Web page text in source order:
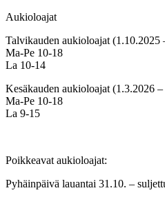
Aukioloajat
Talvikauden aukioloajat (1.10.2025
Ma-Pe 10-18
La 10-14
Kesäkauden aukioloajat (1.3.2026
Ma-Pe 10-18
La 9-15
Poikkeavat aukioloajat:
Pyhäinpäivä lauantai 31.10. –